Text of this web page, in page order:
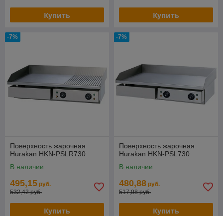
Купить Купить
-7%
Поверхность жарочная
Hurakan HKN-PSLR730
В наличии
495,15 руб.
532,42 руб.
Купить
-7%
Поверхность жарочная
Hurakan HKN-PSL730
В наличии
480,88 руб.
517,08 руб.
Купить